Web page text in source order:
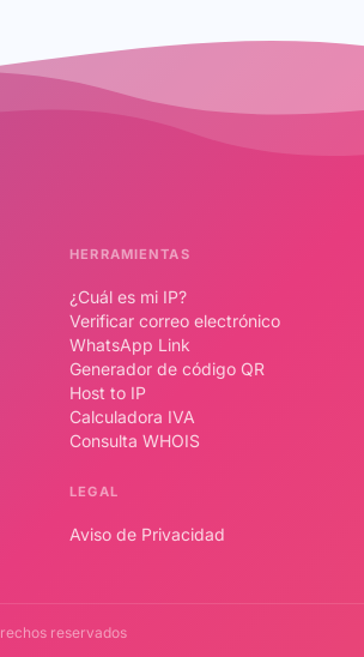
HERRAMIENTAS
¿Cuál es mi IP?
Verificar correo electrónico
WhatsApp Link
Generador de código QR
Host to IP
Calculadora IVA
Consulta WHOIS
LEGAL
Aviso de Privacidad
reservados